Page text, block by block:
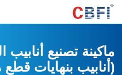
ماكينة تصنيع أنابيب
(أنابيب بنهايات